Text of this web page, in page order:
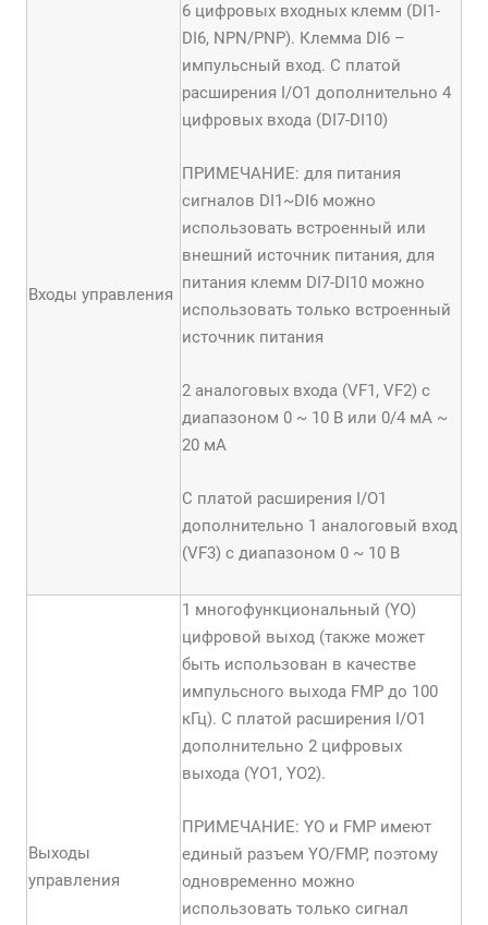
Входы управления
6 цифровых входных клемм (DI1-
DI6, NPN/PNP). Клемма DI6 –
импульсный вход. С платой
расширения I/O1 дополнительно 4
цифровых входа (DI7-DI10)
ПРИМЕЧАНИЕ: для питания
сигналов DI1~DI6 можно
использовать встроенный или
внешний источник питания, для
питания клемм DI7-DI10 можно
использовать только встроенный
источник питания
2 аналоговых входа (VF1, VF2) с
диапазоном 0 ~ 10 В или 0/4 мА ~
20 мА
С платой расширения I/O1
дополнительно 1 аналоговый вход
(VF3) с диапазоном 0 ~ 10 В
Выходы
управления
1 многофункциональный (YО)
цифровой выход (также может
быть использован в качестве
импульсного выхода FMP до 100
кГц). С платой расширения I/O1
дополнительно 2 цифровых
выхода (YO1, YO2).
ПРИМЕЧАНИЕ: YО и FMP имеют
единый разъем YО/FMP, поэтому
одновременно можно
использовать только сигнал